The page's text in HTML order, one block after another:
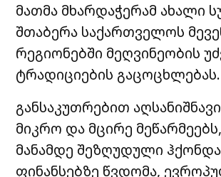
მათმა მხარდაჭერამ ახალი
შთაბერა საქართველოს
რეგიონებში მეღვინეობის
ტრადიციების გაცოცხლებას.
განსაკუთრებით
მიკრო და მცირე
მანამდე შეზღუდული ჰქონდა
ფინანსებზე წვდომა,